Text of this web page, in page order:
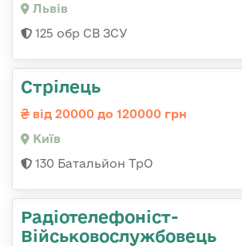
Львів
125 обр СВ ЗСУ
Стрілець
від 20000 до 120000 грн
Київ
130 Батальйон ТрО
Радіотелефоніст-
Військовослужбовець